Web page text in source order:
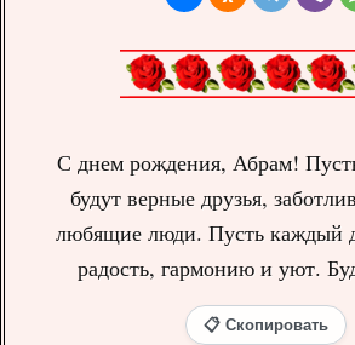
С днем рождения, Абрам!
будут верные друзья,
любящие люди. Пусть каждый
радость, гармонию и уют.
📋 Скопировать